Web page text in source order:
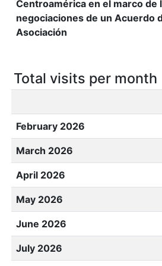
Centroamérica en el marco de
negociaciones de un Acuerdo
Asociación
Total visits per month
February 2026
March 2026
April 2026
May 2026
June 2026
July 2026